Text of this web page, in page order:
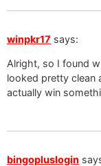
winpkr17 says:
Alright, so I found
looked pretty clean
actually win
bingopluslogin